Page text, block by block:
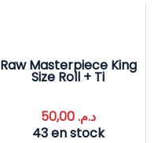
Raw Masterpiece King
Size Roll + Ti
د.م.50,00
43 en stock